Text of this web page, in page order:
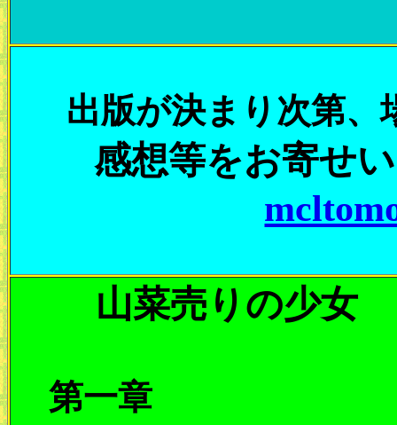
出版が決まり次第
感想等をお寄せ
山菜売りの少女
第一章